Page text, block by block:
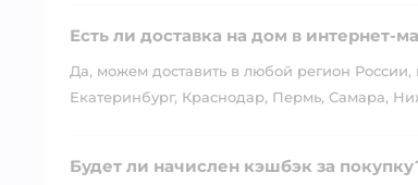
Есть ли доставка на дом в интернет-
Да, можем доставить в любой регион
Екатеринбург, Краснодар, Пермь, Самара,
Будет ли начислен кэшбэк за